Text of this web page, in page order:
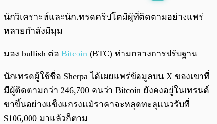
พร้อมเล่น /
นักวิเคราะห์และนักเทรดคริปโตมีผู้ที่ติดตามอย่างแพร่
หลายกำลังมีมุม
มอง bullish ต่อ Bitcoin (BTC) ท่ามกลางการปรับฐาน
นักเทรดผู้ใช้ชื่อ Sherpa ได้เผยแพร่ข้อมูลบน X ของเขาที่
มีผู้ติดตามกว่า 246,700 คนว่า Bitcoin ยังคงอยู่ในเทรนด์
ขาขึ้นอย่างแข็งแกร่งแม้ราคาจะหลุดทะลุแนวรับที่
$106,000 มาแล้วก็ตาม